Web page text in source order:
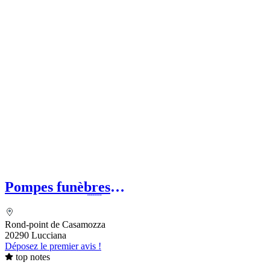
Pompes funèbres
Rond-point de Casamozza
20290 Lucciana
Déposez le premier avis !
top notes